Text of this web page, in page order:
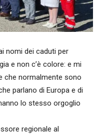
nomi dei caduti per
e non c’è colore: e mi
che normalmente sono
parlano di Europa e di
lo stesso orgoglio
regionale al